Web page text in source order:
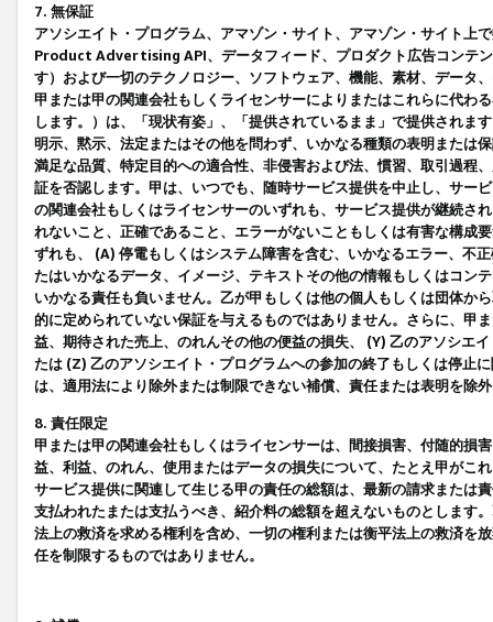
7. 無保証
アソシエイト・プログラム、アマゾン・サイト、アマゾン・サイト上
Product Advertising API、データフィード、プロダクト広告コンテ
す）および一切のテクノロジー、ソフトウェア、機能、素材、データ
甲または甲の関連会社もしくライセンサーによりまたはこれらに代わ
します。）は、「現状有姿」、「提供されているまま」で提供されま
明示、黙示、法定またはその他を問わず、いかなる種類の表明または
満足な品質、特定目的への適合性、非侵害および法、慣習、取引過程
証を否認します。甲は、いつでも、随時サービス提供を中止し、サー
の関連会社もしくはライセンサーのいずれも、サービス提供が継続さ
れないこと、正確であること、エラーがないこともしくは有害な構成
ずれも、 (A) 停電もしくはシステム障害を含む、いかなるエラー、不
たはいかなるデータ、イメージ、テキストその他の情報もしくはコン
いかなる責任も負いません。乙が甲もしくは他の個人もしくは団体か
的に定められていない保証を与えるものではありません。さらに、甲
益、期待された売上、のれんその他の便益の損失、 (Y) 乙のアソシエ
たは (Z) 乙のアソシエイト・プログラムへの参加の終了もしくは停止
は、適用法により除外または制限できない補償、責任または表明を除
8. 責任限定
甲または甲の関連会社もしくはライセンサーは、間接損害、付随的損
益、利益、のれん、使用またはデータの損失について、たとえ甲がこ
サービス提供に関連して生じる甲の責任の総額は、最新の請求または
支払われたまたは支払うべき、紹介料の総額を超えないものとします
法上の救済を求める権利を含め、一切の権利または衡平法上の救済を
任を制限するものではありません。